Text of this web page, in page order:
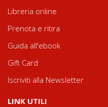
Libreria online
Prenota e ritira
Guida all'ebook
Gift Card
Iscriviti alla Newsletter
LINK UTILI